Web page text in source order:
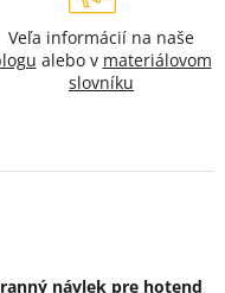
Veľa informácií na naše
alebo v materiálovom
slovníku
návlek pre hotend